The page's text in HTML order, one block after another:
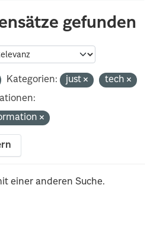
gefunden
Kategorien: just
tech
einer anderen Suche.